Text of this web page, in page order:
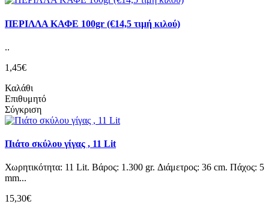
ΠΕΡΙΛΛΑ ΚΑΦΕ 100gr (€14,5 τιμή κιλού)
..
1,45€
Καλάθι
Επιθυμητό
Σύγκριση
Πιάτο σκύλου γίγας , 11 Lit
Χωρητικότητα: 11 Lit. Βάρος: 1.300 gr. Διάμετρος: 36 cm. Πάχος: 5
mm...
15,30€